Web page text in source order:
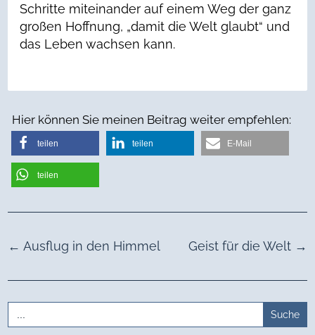
Schritte miteinander auf einem Weg der ganz
großen Hoffnung, „damit die Welt glaubt“ und
das Leben wachsen kann.
Hier können Sie meinen Beitrag weiter empfehlen:
teilen teilen E-Mail
teilen
←Ausflug in den Himmel Geist für die Welt→
Search
for: